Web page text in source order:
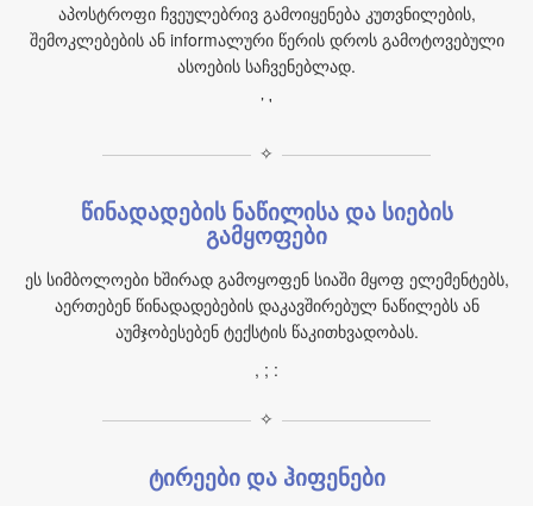
აპოსტროფი ჩვეულებრივ გამოიყენება კუთვნილების,
შემოკლებების ან informალური წერის დროს გამოტოვებული
ასოების საჩვენებლად.
’ '
✧
წინადადების ნაწილისა და სიების
გამყოფები
ეს სიმბოლოები ხშირად გამოყოფენ სიაში მყოფ ელემენტებს,
აერთებენ წინადადებების დაკავშირებულ ნაწილებს ან
აუმჯობესებენ ტექსტის წაკითხვადობას.
, ; :
✧
ტირეები და ჰიფენები